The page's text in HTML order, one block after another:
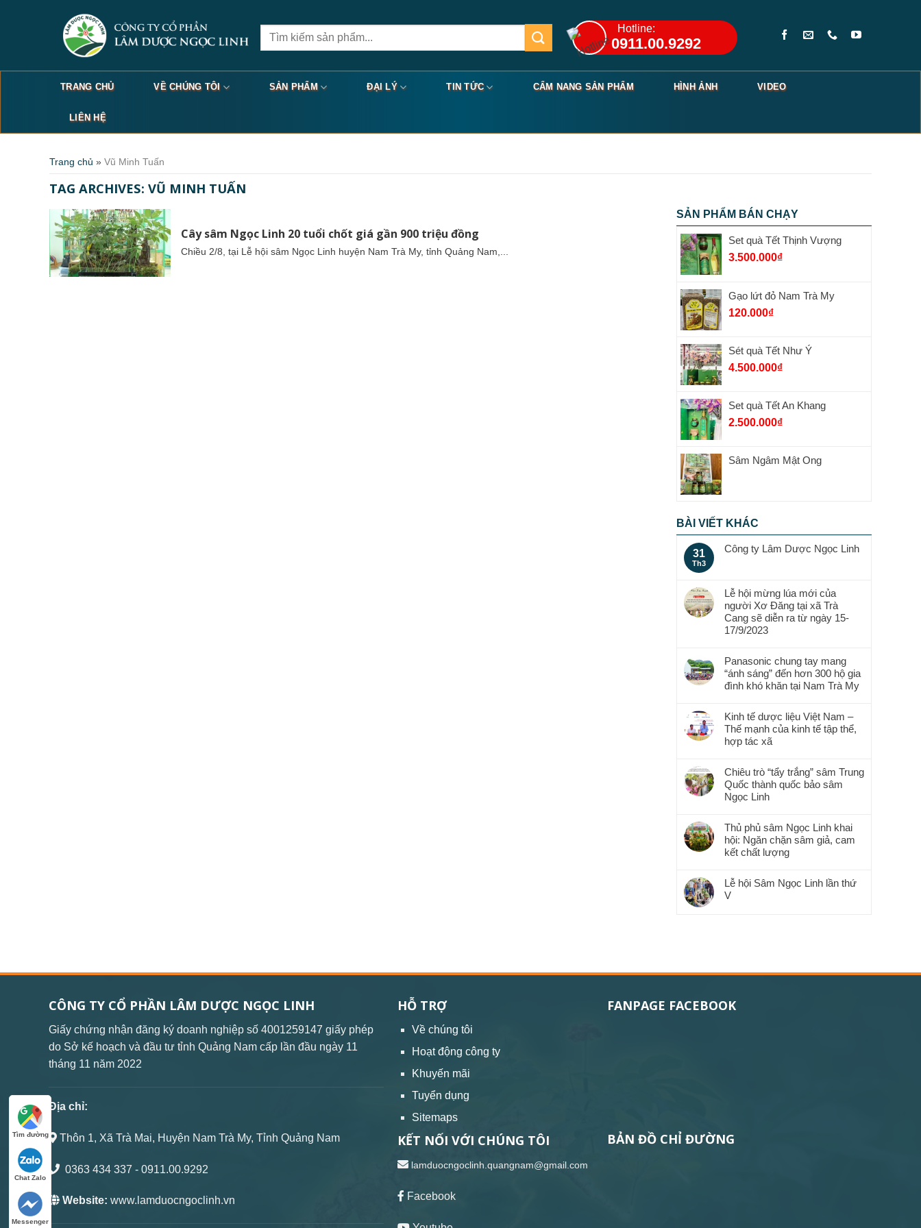
Search
Hotline:
0911.00.9292
TRANG CHỦ VỀ CHÚNG TÔI SẢN PHẨM ĐẠI LÝ TIN TỨC CẨM NANG SẢN PHẨM HÌNH ẢNH VIDEO
LIÊN HỆ
Trang chủ » Vũ Minh Tuấn
TAG ARCHIVES: VŨ MINH TUẤN
Cây sâm Ngọc Linh 20 tuổi chốt giá gần 900 triệu đồng
Chiều 2/8, tại Lễ hội sâm Ngọc Linh huyện Nam Trà My, tỉnh Quảng Nam,...
SẢN PHẨM BÁN CHẠY
Set quà Tết Thịnh Vượng
3.500.000₫
Gạo lứt đỏ Nam Trà My
120.000₫
Sét quà Tết Như Ý
4.500.000₫
Set quà Tết An Khang
2.500.000₫
Sâm Ngâm Mật Ong
BÀI VIẾT KHÁC
31
Th3
Công ty Lâm Dược Ngọc Linh
Lễ hội mừng lúa mới của
người Xơ Đăng tại xã Trà
Cang sẽ diễn ra từ ngày 15-
17/9/2023
Panasonic chung tay mang
“ánh sáng” đến hơn 300 hộ gia
đình khó khăn tại Nam Trà My
Kinh tế dược liệu Việt Nam –
Thế mạnh của kinh tế tập thể,
hợp tác xã
Chiêu trò “tẩy trắng” sâm Trung
Quốc thành quốc bảo sâm
Ngọc Linh
Thủ phủ sâm Ngọc Linh khai
hội: Ngăn chặn sâm giả, cam
kết chất lượng
Lễ hội Sâm Ngọc Linh lần thứ
V
CÔNG TY CỔ PHẦN LÂM DƯỢC NGỌC LINH
Giấy chứng nhận đăng ký doanh nghiệp số 4001259147 giấy phép
do Sở kế hoạch và đầu tư tỉnh Quảng Nam cấp lần đầu ngày 11
tháng 11 năm 2022
Địa chỉ:
Thôn 1, Xã Trà Mai, Huyện Nam Trà My, Tỉnh Quảng Nam
0363 434 337 - 0911.00.9292
Website: www.lamduocngoclinh.vn
HỖ TRỢ
Về chúng tôi
Hoạt động công ty
Khuyến mãi
Tuyển dụng
Sitemaps
KẾT NỐI VỚI CHÚNG TÔI
lamduocngoclinh.quangnam@gmail.com
Facebook
FANPAGE FACEBOOK
BẢN ĐỒ CHỈ ĐƯỜNG
Tìm đường
Chat Zalo
Messenger